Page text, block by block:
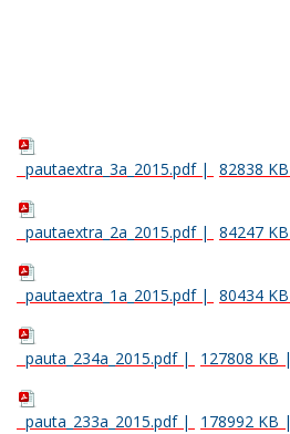
pautaextra_3a_2015.pdf| 82838 KB
pautaextra_2a_2015.pdf| 84247 KB
pautaextra_1a_2015.pdf| 80434 KB
pauta_234a_2015.pdf| 127808 KB |
pauta_233a_2015.pdf| 178992 KB |